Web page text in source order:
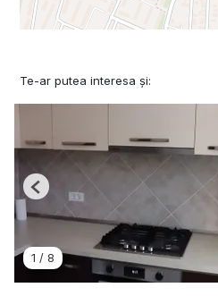
Te-ar putea interesa și:
1 / 8
Previous